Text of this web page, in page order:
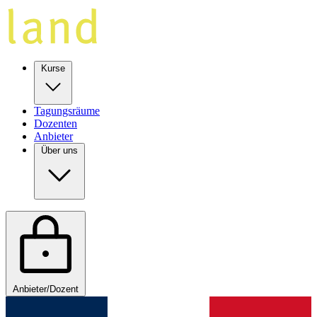
Kurse
Tagungsräume
Dozenten
Anbieter
Über uns
Anbieter/Dozent